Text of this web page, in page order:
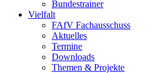
Bundestrainer
Vielfalt
FAfV Fachausschuss
Aktuelles
Termine
Downloads
Themen & Projekte